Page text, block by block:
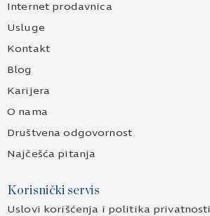
Internet prodavnica
Usluge
Kontakt
Blog
Karijera
O nama
Društvena odgovornost
Najčešća pitanja
Korisnički servis
Uslovi korišćenja i politika privatnosti